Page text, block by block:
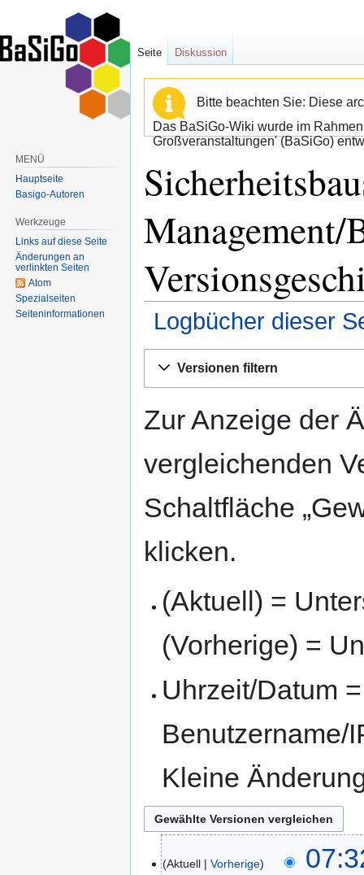
Bitte beachten Sie: Diese
Das BaSiGo-Wiki wurde im
Großveranstaltungen' (BaSiGo)
Logbücher dieser
Navigation
Suche
Versionen filtern
Zur Anzeige der
vergleichenden
Schaltfläche
klicken.
(Aktuell) =
(Vorherige) =
Uhrzeit/Datum
Benutzername/
Kleine
Aktuell Vorherige
Seite Diskussion
MENÜ
Hauptseite
Basigo-Autoren
Werkzeuge
Links auf diese Seite
Änderungen an
verlinkten Seiten
Atom
Spezialseiten
Seiten­informationen